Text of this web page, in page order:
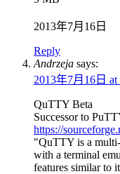
2013年7月16日
Reply
Andrzeja says:
2013年7月16日 at
QuTTY Beta
Successor to
https://
"QuTTY is a
with a terminal
features similar to